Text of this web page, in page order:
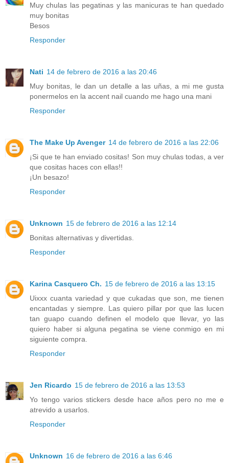
Muy chulas las pegatinas y las manicuras te han quedado
muy bonitas
Besos
Responder
Nati 14 de febrero de 2016 a las 20:46
Muy bonitas, le dan un detalle a las uñas, a mi me gusta
ponermelos en la accent nail cuando me hago una mani
Responder
The Make Up Avenger 14 de febrero de 2016 a las 22:06
¡Si que te han enviado cositas! Son muy chulas todas, a ver
que cositas haces con ellas!!
¡Un besazo!
Responder
Unknown 15 de febrero de 2016 a las 12:14
Bonitas alternativas y divertidas.
Responder
Karina Casquero Ch. 15 de febrero de 2016 a las 13:15
Uixxx cuanta variedad y que cukadas que son, me tienen
encantadas y siempre. Las quiero pillar por que las lucen
tan guapo cuando definen el modelo que llevar, yo las
quiero haber si alguna pegatina se viene conmigo en mi
siguiente compra.
Responder
Jen Ricardo 15 de febrero de 2016 a las 13:53
Yo tengo varios stickers desde hace años pero no me e
atrevido a usarlos.
Responder
Unknown 16 de febrero de 2016 a las 6:46